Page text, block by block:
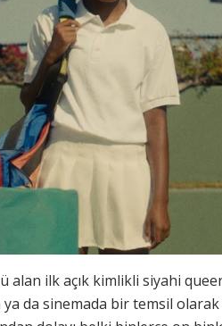
alan ilk açık kimlikli siyahi
da sinemada bir temsil